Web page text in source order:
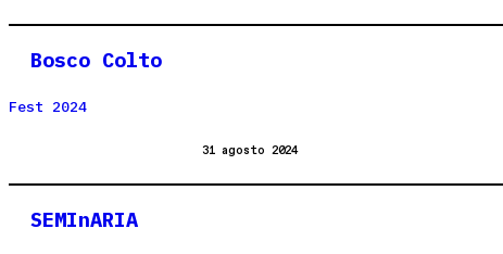
Bosco Colto
Fest 2024
31 agosto 2024
SEMInARIA